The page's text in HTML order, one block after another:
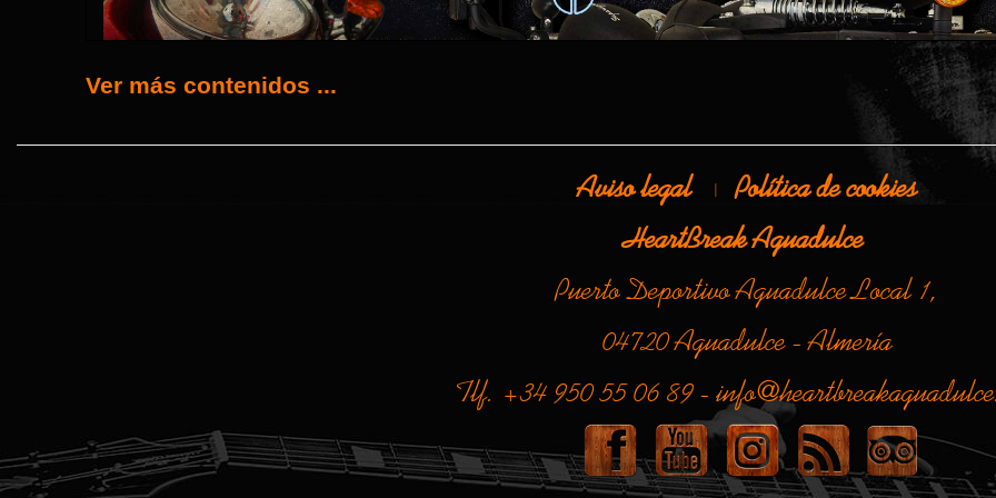
Ver más contenidos ...
Aviso legal |Política de cookies
HeartBreak Aguadulce
Puerto Deportivo Aguadulce Local 1,
04720 Aguadulce - Almería
Tlf. +34 950 55 06 89 -